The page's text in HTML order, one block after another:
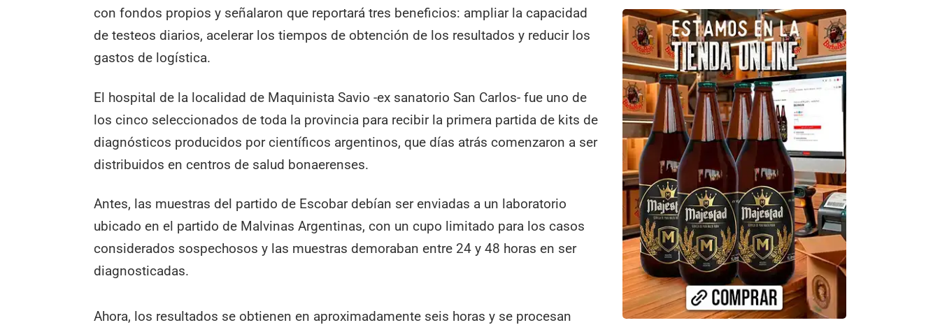
con fondos propios y señalaron que reportará tres beneficios: ampliar la capacidad
de testeos diarios, acelerar los tiempos de obtención de los resultados y reducir los
gastos de logística.
El hospital de la localidad de Maquinista Savio -ex sanatorio San Carlos- fue uno de
los cinco seleccionados de toda la provincia para recibir la primera partida de kits de
diagnósticos producidos por científicos argentinos, que días atrás comenzaron a ser
distribuidos en centros de salud bonaerenses.
Antes, las muestras del partido de Escobar debían ser enviadas a un laboratorio
ubicado en el partido de Malvinas Argentinas, con un cupo limitado para los casos
considerados sospechosos y las muestras demoraban entre 24 y 48 horas en ser
diagnosticadas.
Ahora, los resultados se obtienen en aproximadamente seis horas y se procesan